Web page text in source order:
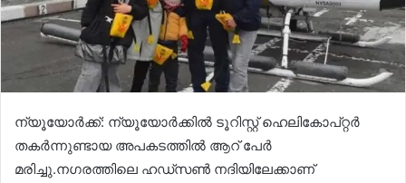
ന്യൂയോർക്ക്: ന്യൂയോർക്കിൽ ടൂറിസ്റ്റ് ഹെലികോപ്റ്റർ
തകർന്നുണ്ടായ അപകടത്തിൽ ആറ് പേർ
മരിച്ചു.നഗരത്തിലെ ഹഡ്‌സൺ നദിയിലേക്കാണ്